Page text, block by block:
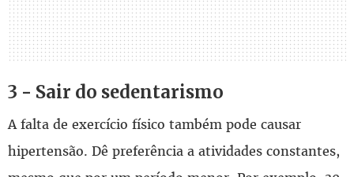
3 - Sair do sedentarismo
A falta de exercício físico também pode causar
hipertensão. Dê preferência a atividades constantes,